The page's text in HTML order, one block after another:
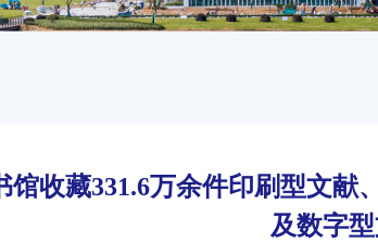
馆收藏331.6万余件印刷型文献
及数字